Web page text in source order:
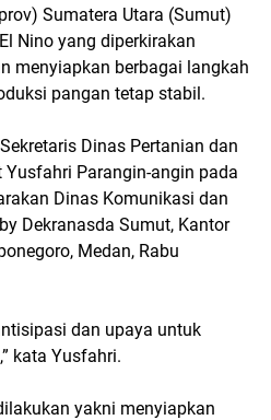
Sumatera Utara (Sumut)
Nino yang diperkirakan
menyiapkan berbagai langkah
pangan tetap stabil.
Dinas Pertanian dan
Parangin-angin pada
Dinas Komunikasi dan
Dekranasda Sumut, Kantor
Medan, Rabu
dan upaya untuk
kata Yusfahri.
yakni menyiapkan